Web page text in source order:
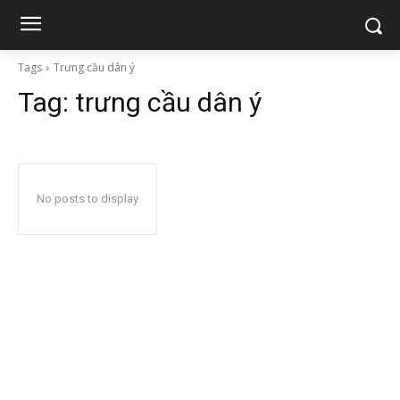
Tags Trưng cầu dân ý
Tag: trưng cầu dân ý
No posts to display